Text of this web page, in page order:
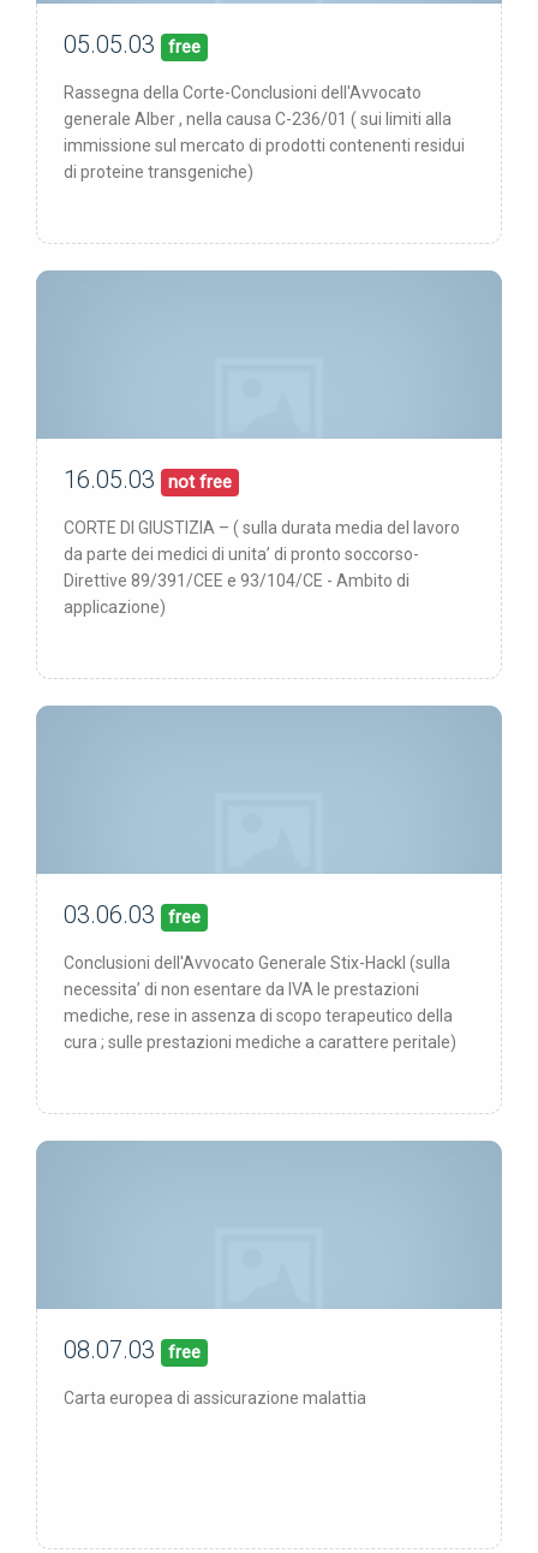
pubblicata: 00/00/00
05.05.03 free
Rassegna della Corte-Conclusioni dell'Avvocato
generale Alber , nella causa C-236/01 ( sui limiti alla
immissione sul mercato di prodotti contenenti residui
di proteine transgeniche)
pubblicata: 00/00/00
16.05.03 not free
CORTE DI GIUSTIZIA – ( sulla durata media del lavoro
da parte dei medici di unita’ di pronto soccorso-
Direttive 89/391/CEE e 93/104/CE - Ambito di
applicazione)
pubblicata: 00/00/00
03.06.03 free
Conclusioni dell'Avvocato Generale Stix-Hackl (sulla
necessita’ di non esentare da IVA le prestazioni
mediche, rese in assenza di scopo terapeutico della
cura ; sulle prestazioni mediche a carattere peritale)
pubblicata: 00/00/00
08.07.03 free
Carta europea di assicurazione malattia